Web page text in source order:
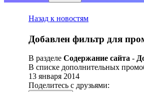
Назад к новостям
Добавлен фильтр для
В разделе Содержание сайта -
В списке дополнительных
13 января 2014
Поделитесь с друзьями: